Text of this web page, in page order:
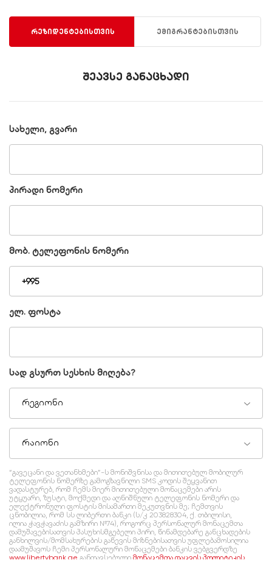
რეზიდენტებისთვის ემიგრანტებისთვის
შეავსე განაცხადი
სახელი, გვარი
პირადი ნომერი
მობ. ტელეფონის ნომერი
ელ. ფოსტა
სად გსურთ სესხის მიღება?
რეგიონი
რაიონი
“გავეცანი და ვეთანხმები”-ს მონიშვნისა და მითითებულ მობილურ
ტელეფონის ნომერზე გამოგზავნილი SMS კოდის შეყვანით
ვადასტურებ, რომ ჩემს მიერ მითითებული მონაცემები არის
უტყუარი, ზუსტი, მოქმედი და აღნიშნული ტელეფონის ნომერი და
ელექტრონული ფოსტის მისამართი მეკუთვნის მე; ჩემთვის
ცნობილია, რომ სს ლიბერთი ბანკი (ს/კ 203828304, ქ. თბილისი,
ილია ჭავჭავაძის გამზირი №74), როგორც პერსონალურ მონაცემთა
დამუშავებისათვის პასუხისმგებელი პირი, წინამდებარე განცხადების
განხილვის/მომსახურების გაწევის მიზნებისათვის უფლებამოსილია
დაამუშავოს ჩემი პერსონალური მონაცემები ბანკის ვებგვერდზე
www.libertybank.ge განთავსებული მონაცემთა დაცვის პოლიტიკის